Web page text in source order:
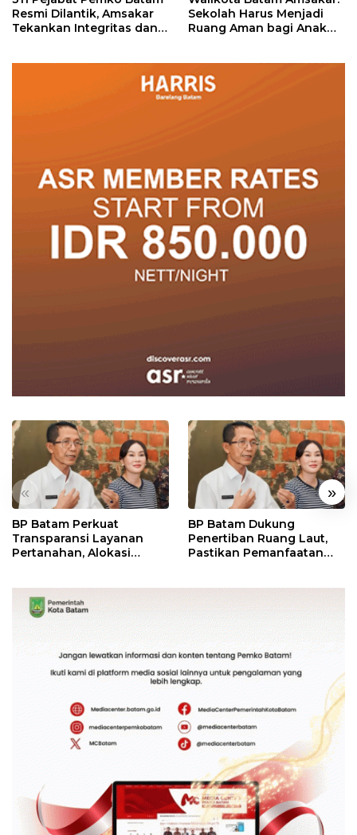
Resmi Dilantik, Amsakar
Tekankan Integritas dan
Sekolah Harus Menjadi
Ruang Aman bagi Anak
« »
BP Batam Perkuat
Transparansi Layanan
Pertanahan, Alokasi
BP Batam Dukung
Penertiban Ruang Laut,
Pastikan Pemanfaatan